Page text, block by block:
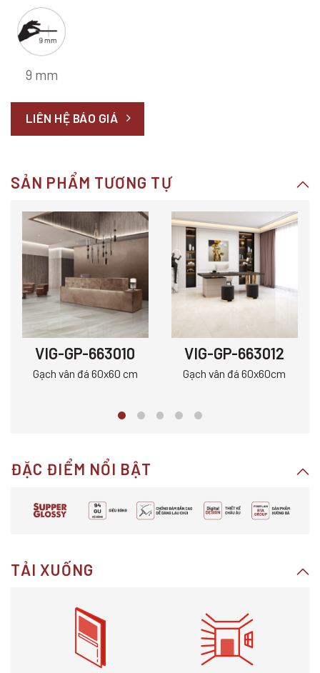
9 mm
LIÊN HỆ BÁO GIÁ
SẢN PHẨM TƯƠNG TỰ
VIG-GP-663010
Gạch vân đá 60x60 cm
VIG-GP-663012
Gạch vân đá 60x60cm
ĐẶC ĐIỂM NỔI BẬT
TẢI XUỐNG